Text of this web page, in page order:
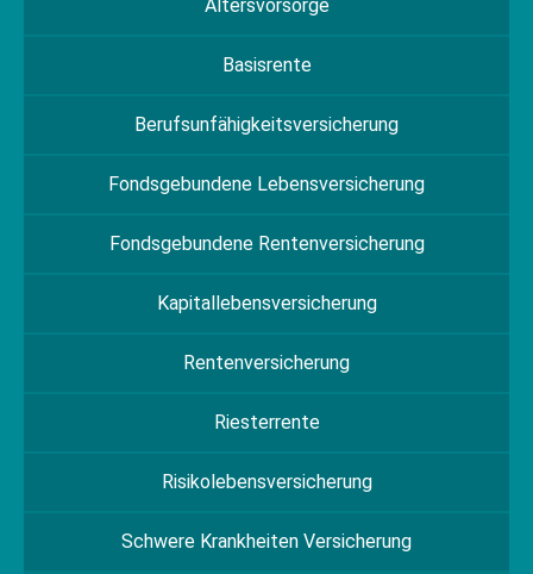
Altersvorsorge
Basisrente
Berufs­unfähigkeitsversicherung
Fondsgebundene Lebensversicherung
Fondsgebundene Rentenversicherung
Kapitallebensversicherung
Rentenversicherung
Riesterrente
Risikolebensversicherung
Schwere Krankheiten Versicherung